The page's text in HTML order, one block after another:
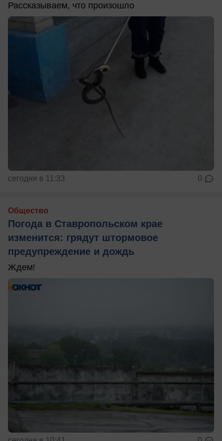
Рассказываем, что произошло
сегодня в 11:33 0
Общество
Погода в Ставропольском крае
изменится: грядут штормовое
предупреждение и дождь
Ждем!